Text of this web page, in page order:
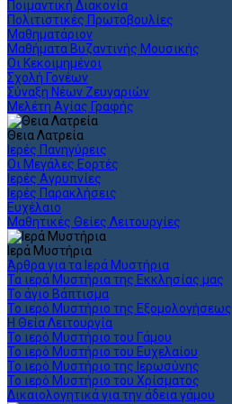
Ποιμαντική Διακονία
Πολιτιστικές Πρωτοβουλίες
Μαθηματάριον
Μαθήματα Βυζαντινής Μουσικής
Οι Κεκοιμημένοι
Σχολή Γονέων
Σύναξη Νέων Ζευγαριών
Μελέτη Αγίας Γραφής
Θεια Λατρεία
Ιερές Πανηγύρεις
Οι Μεγάλες Εορτές
Ιερές Αγρυπνίες
Ιερές Παρακλήσεις
Ευχέλαιο
Μαθητικές Θείες Λειτουργίες
Ιερά Μυστήρια
Άρθρα για τα Ιερά Μυστήρια
Τα ιερά Μυστήρια της Εκκλησίας μας
Το άγιο Βάπτισμα
Το ιερό Μυστήριο της Εξομολογήσεως
Η Θεία Λειτουργία
Το ιερό Μυστήριο του Γάμου
Το ιερό Μυστήριο του Ευχελαίου
Το ιερό Μυστήριο της Ιερωσύνης
Το ιερό Μυστήριο του Χρίσματος
Δικαιολογητικά για την άδεια γάμου